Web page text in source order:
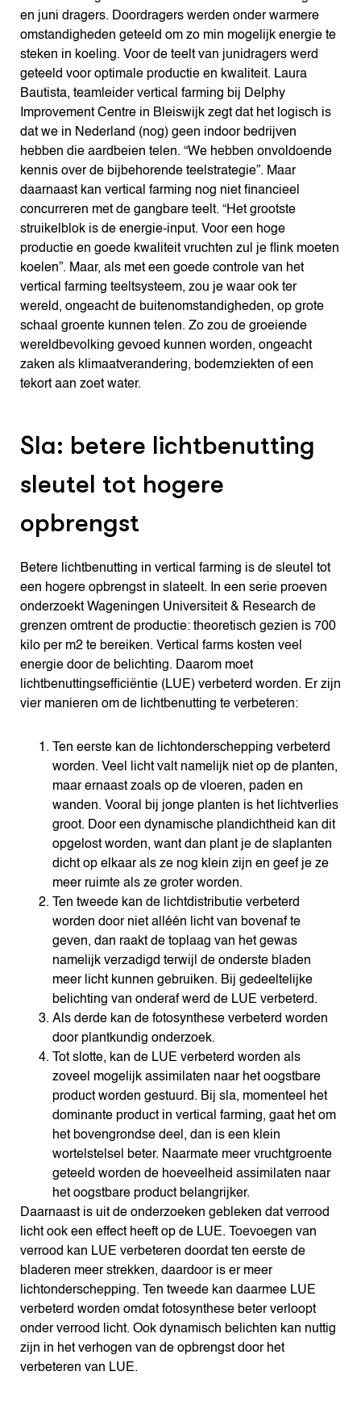
en juni dragers. Doordragers werden onder warmere
omstandigheden geteeld om zo min mogelijk energie te
steken in koeling. Voor de teelt van junidragers werd
geteeld voor optimale productie en kwaliteit. Laura
Bautista, teamleider vertical farming bij Delphy
Improvement Centre in Bleiswijk zegt dat het logisch is
dat we in Nederland (nog) geen indoor bedrijven
hebben die aardbeien telen. “We hebben onvoldoende
kennis over de bijbehorende teelstrategie”. Maar
daarnaast kan vertical farming nog niet financieel
concurreren met de gangbare teelt. “Het grootste
struikelblok is de energie-input. Voor een hoge
productie en goede kwaliteit vruchten zul je flink moeten
koelen”. Maar, als met een goede controle van het
vertical farming teeltsysteem, zou je waar ook ter
wereld, ongeacht de buitenomstandigheden, op grote
schaal groente kunnen telen. Zo zou de groeiende
wereldbevolking gevoed kunnen worden, ongeacht
zaken als klimaatverandering, bodemziekten of een
tekort aan zoet water.
Sla: betere lichtbenutting
sleutel tot hogere
opbrengst
Betere lichtbenutting in vertical farming is de sleutel tot
een hogere opbrengst in slateelt. In een serie proeven
onderzoekt Wageningen Universiteit & Research de
grenzen omtrent de productie: theoretisch gezien is 700
kilo per m2 te bereiken. Vertical farms kosten veel
energie door de belichting. Daarom moet
lichtbenuttingsefficiëntie (LUE) verbeterd worden. Er zijn
vier manieren om de lichtbenutting te verbeteren:
Ten eerste kan de lichtonderschepping verbeterd
worden. Veel licht valt namelijk niet op de planten,
maar ernaast zoals op de vloeren, paden en
wanden. Vooral bij jonge planten is het lichtverlies
groot. Door een dynamische plandichtheid kan dit
opgelost worden, want dan plant je de slaplanten
dicht op elkaar als ze nog klein zijn en geef je ze
meer ruimte als ze groter worden.
Ten tweede kan de lichtdistributie verbeterd
worden door niet alléén licht van bovenaf te
geven, dan raakt de toplaag van het gewas
namelijk verzadigd terwijl de onderste bladen
meer licht kunnen gebruiken. Bij gedeeltelijke
belichting van onderaf werd de LUE verbeterd.
Als derde kan de fotosynthese verbeterd worden
door plantkundig onderzoek.
Tot slotte, kan de LUE verbeterd worden als
zoveel mogelijk assimilaten naar het oogstbare
product worden gestuurd. Bij sla, momenteel het
dominante product in vertical farming, gaat het om
het bovengrondse deel, dan is een klein
wortelstelsel beter. Naarmate meer vruchtgroente
geteeld worden de hoeveelheid assimilaten naar
het oogstbare product belangrijker.
Daarnaast is uit de onderzoeken gebleken dat verrood
licht ook een effect heeft op de LUE. Toevoegen van
verrood kan LUE verbeteren doordat ten eerste de
bladeren meer strekken, daardoor is er meer
lichtonderschepping. Ten tweede kan daarmee LUE
verbeterd worden omdat fotosynthese beter verloopt
onder verrood licht. Ook dynamisch belichten kan nuttig
zijn in het verhogen van de opbrengst door het
verbeteren van LUE.